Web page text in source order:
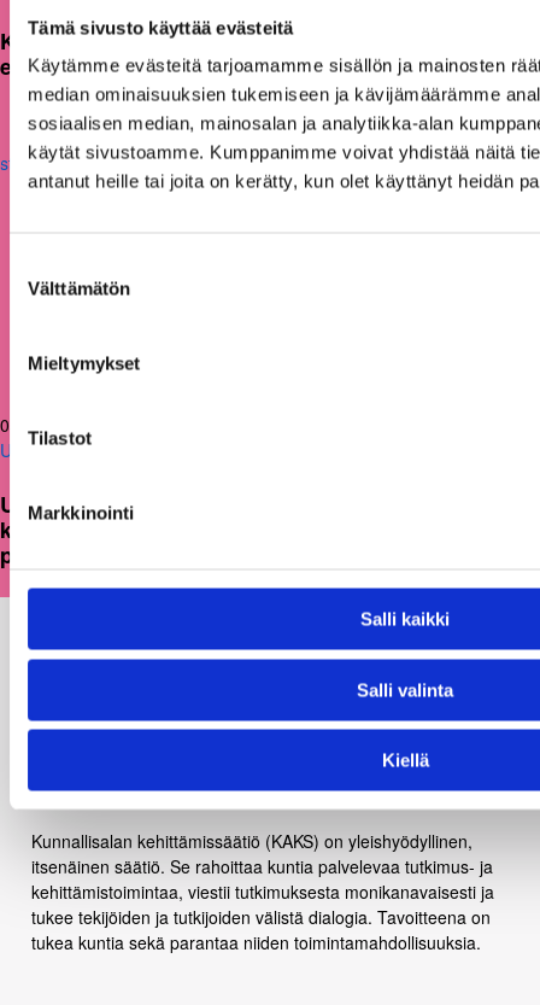
Tämä sivusto käyttää evästeitä
Käytämme evästeitä tarjoamamme sisällön ja mainosten
median ominaisuuksien tukemiseen ja kävijämäärämme
sosiaalisen median, mainosalan ja analytiikka-alan
käytät sivustoamme. Kumppanimme voivat yhdistää näitä
antanut heille tai joita on kerätty, kun olet käyttänyt heidän
valinta
Välttämätön
Mieltymykset
Tilastot
Markkinointi
Salli kaikki
Salli valinta
Kiellä
KAKS teki apurahapäätökset vuoden 2026
ensimmäisestä hausta
05.03.2026
Uutiset
Uusi julkaisu: Kuntien on tarkasteltava
kulttuuritoimintaansa strategisesti ja
pitkäjänteisesti
Kunnallisalan kehittämissäätiö (KAKS) on yleishyödyllinen,
itsenäinen säätiö. Se rahoittaa kuntia palvelevaa tutkimus- ja
kehittämistoimintaa, viestii tutkimuksesta monikanavaisesti ja
tukee tekijöiden ja tutkijoiden välistä dialogia. Tavoitteena on
tukea kuntia sekä parantaa niiden toimintamahdollisuuksia.